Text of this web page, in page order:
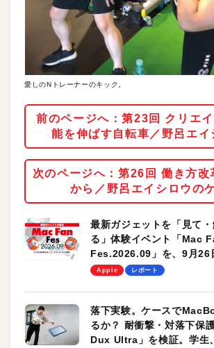
愛しのNトレーナーのキック。
前のページへ：第23回 クリエ
能を伸ばす自転車／野呂エ
次のページへ：第26回 働き方
から／野呂エイシロウの
最新ガジェットを「見て
る」体験イベント「Mac
Fes.2026.09」を、9月26
します！
Apple レポート
落下実験。ケースで
るか？ 耐衝撃・対落下保
Dux Ultra」を検証。学生